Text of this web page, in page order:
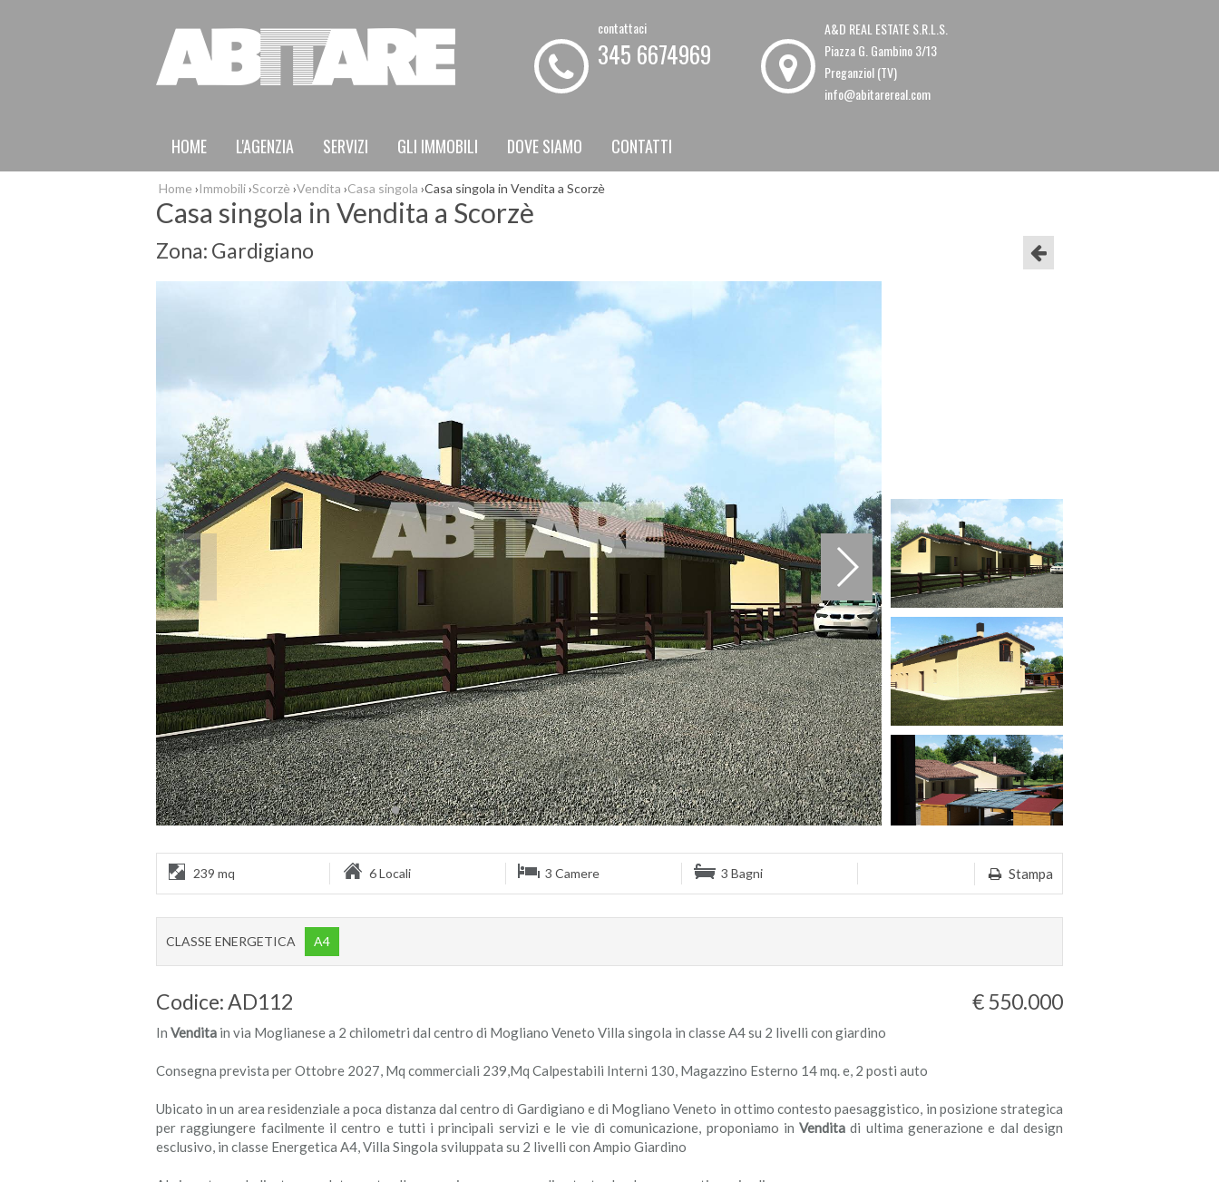
contattaci
345 6674969
A&D REAL ESTATE S.R.L.S.
Piazza G. Gambino 3/13
Preganziol (TV)
info@abitarereal.com
HOME L'AGENZIA SERVIZI GLI IMMOBILI DOVE SIAMO CONTATTI
Home ›Immobili›Scorzè ›Vendita ›Casa singola ›Casa singola in Vendita a Scorzè
Casa singola in Vendita a Scorzè
Zona: Gardigiano
239 mq 6 Locali 3 Camere 3 Bagni Stampa
CLASSE ENERGETICA A4
Codice: AD112 € 550.000
In Vendita in via Moglianese a 2 chilometri dal centro di Mogliano Veneto Villa singola in classe A4 su 2 livelli con giardino
Consegna prevista per Ottobre 2027, Mq commerciali 239,Mq Calpestabili Interni 130, Magazzino Esterno 14 mq. e, 2 posti auto
Ubicato in un area residenziale a poca distanza dal centro di Gardigiano e di Mogliano Veneto in ottimo contesto paesaggistico, in posizione strategica
per raggiungere facilmente il centro e tutti i principali servizi e le vie di comunicazione, proponiamo inVendita di ultima generazione e dal design
esclusivo, in classe Energetica A4, Villa Singola sviluppata su 2 livelli con Ampio Giardino